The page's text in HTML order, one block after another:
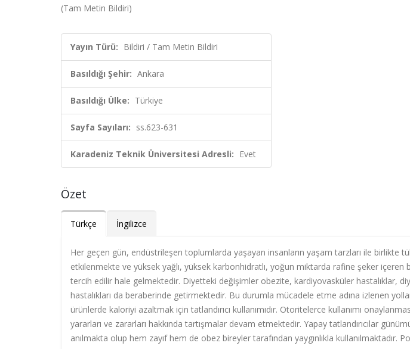
(Tam Metin Bildiri)
Yayın Türü: Bildiri / Tam Metin Bildiri
Basıldığı Şehir: Ankara
Basıldığı Ülke: Türkiye
Sayfa Sayıları: ss.623-631
Karadeniz Teknik Üniversitesi Adresli: Evet
Özet
Türkçe İngilizce
Her geçen gün, endüstrileşen toplumlarda yaşayan insanların yaşam tarzları ile birlikte
etkilenmekte ve yüksek yağlı, yüksek karbonhidratlı, yoğun miktarda rafine şeker içeren
tercih edilir hale gelmektedir. Diyetteki değişimler obezite, kardiyovasküler hastalıklar,
hastalıkları da beraberinde getirmektedir. Bu durumla mücadele etme adına izlenen
ürünlerde kaloriyi azaltmak için tatlandırıcı kullanımıdır. Otoritelerce kullanımı
yararları ve zararları hakkında tartışmalar devam etmektedir. Yapay tatlandırıcılar
anılmakta olup hem zayıf hem de obez bireyler tarafından yaygınlıkla kullanılmaktadır.